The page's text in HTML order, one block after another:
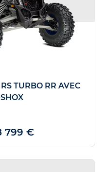
TURBO RR AVEC
799 €